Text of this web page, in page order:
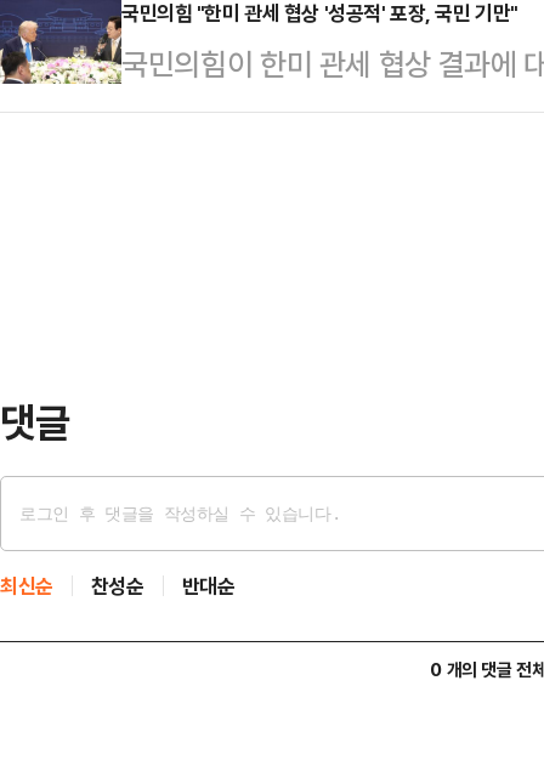
체포했다. 이들은 변씨가 자신들이
던 중 발작을 일으켜 사망했으며 이
지만 시신 발견 …
한 선박 추진용 방향타 제조 공장
기(POD, Podded Propulsor)의
발을 주도한 HD현대중공업 관계자
국민의힘 "한미 관세 협상 '성공적' 포장, 국민 기만"
국민의힘이 한미 관세 협상 결과에
실의 태도는 국민을 기만하는 처사
댓글
최신순 찬성순 반대순
0 개의 댓글 전